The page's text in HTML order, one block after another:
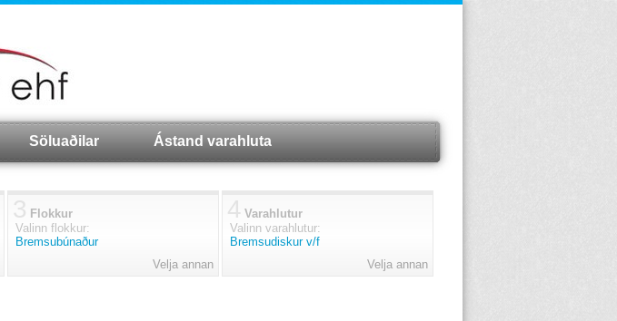
Söluaðilar Ástand varahluta
3 Flokkur
Valinn flokkur:
Bremsubúnaður
Velja annan
4 Varahlutur
Valinn varahlutur:
Bremsudiskur v/f
Velja annan